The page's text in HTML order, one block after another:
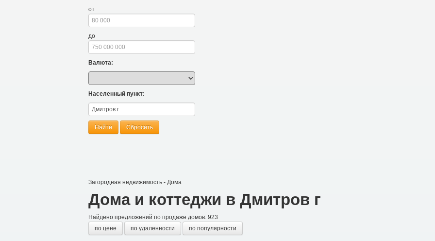
от
до
Валюта:
Населенный пункт:
Найти Сбросить
Загородная недвижимость - Дома
Дома и коттеджи в Дмитров г
Найдено предложений по продаже домов: 923
по цене
по удаленности по популярности